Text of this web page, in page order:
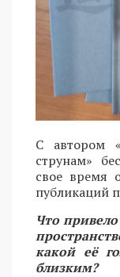
С автором
струнам»
свое время
публикаций
Что
какой её
близким?